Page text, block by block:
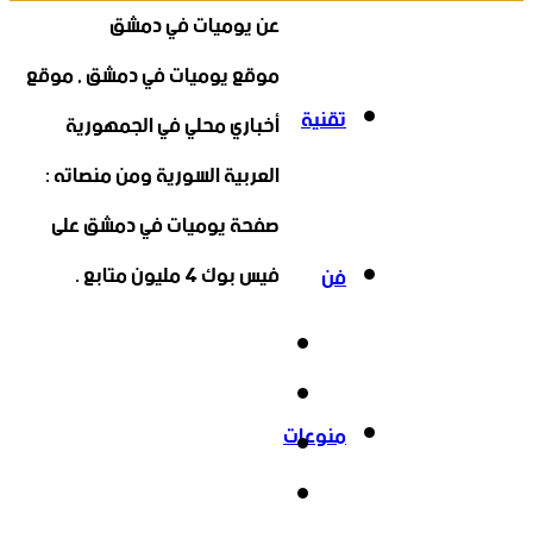
تقنية
فن
منوعات
عن يوميات في دمشق
موقع يوميات في دمشق , موقع
أخباري محلي في الجمهورية
العربية السورية ومن منصاته :
صفحة يوميات في دمشق على
فيس بوك 4 مليون متابع .